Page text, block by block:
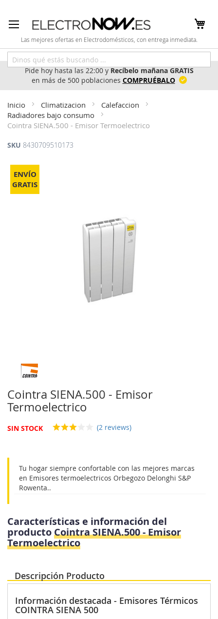
al
contenido
Las mejores ofertas en Electrodomésticos, con entrega inmediata.
Pide hoy hasta las 22:00 yRecíbelo mañana GRATIS
en más de 500 poblaciones COMPRUÉBALO
Inicio Climatizacion
Calefaccion
Radiadores bajo consumo
Cointra SIENA.500 - Emisor Termoelectrico
Cointra SIENA.500 - Emisor
Termoelectrico
SIN STOCK (2 reviews)
Tu hogar siempre confortable con las mejores marcas
en Emisores termoelectricos Orbegozo Delonghi S&P
Rowenta..
ENVÍO
GRATIS
SKU 8430709510173
Saltar
final
de
Saltar
de
la
de
Características e información del
productoCointra SIENA.500 - Emisor
Termoelectrico
Descripción Producto
Información destacada - Emisores Térmicos
COINTRA SIENA 500